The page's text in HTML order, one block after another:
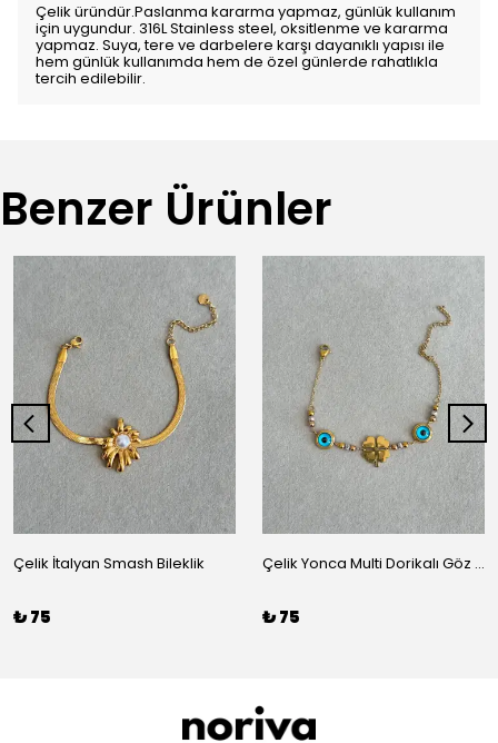
Çelik üründür.Paslanma kararma yapmaz, günlük kullanım
için uygundur. 316L Stainless steel, oksitlenme ve kararma
yapmaz. Suya, tere ve darbelere karşı dayanıklı yapısı ile
hem günlük kullanımda hem de özel günlerde rahatlıkla
tercih edilebilir.
Benzer Ürünler
Çelik İtalyan Smash Bileklik
₺ 75
Çelik Yonca Multi Dorikalı Göz Bileklik
₺ 75